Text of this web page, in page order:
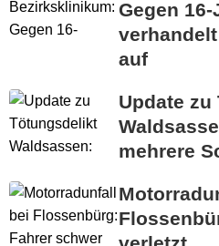
Gegen
auf
Update
mehrere